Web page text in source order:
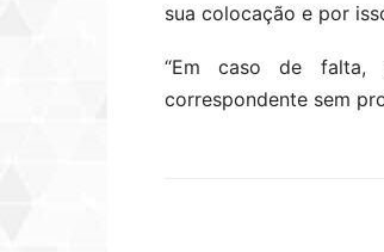
sua colocação e por
“Em caso de falta,
correspondente sem